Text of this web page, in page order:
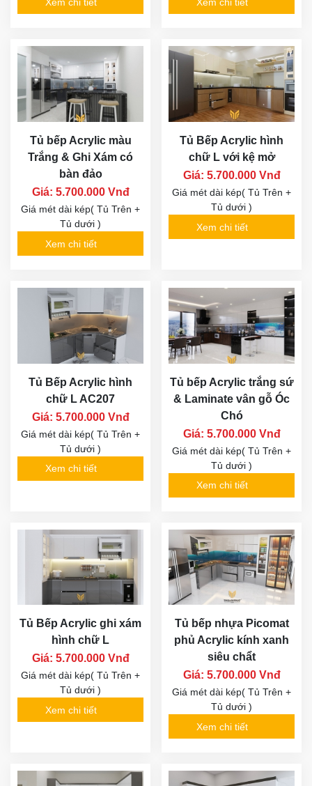
Tủ bếp Acrylic màu
Trắng & Ghi Xám có
bàn đảo
Giá: 5.700.000 Vnđ
Giá mét dài kép( Tủ Trên +
Tủ dưới )
Xem chi tiết
Tủ Bếp Acrylic hình
chữ L với kệ mở
Giá: 5.700.000 Vnđ
Giá mét dài kép( Tủ Trên +
Tủ dưới )
Xem chi tiết
Tủ Bếp Acrylic hình
chữ L AC207
Giá: 5.700.000 Vnđ
Giá mét dài kép( Tủ Trên +
Tủ dưới )
Xem chi tiết
Tủ bếp Acrylic trắng sứ
& Laminate vân gỗ Óc
Chó
Giá: 5.700.000 Vnđ
Giá mét dài kép( Tủ Trên +
Tủ dưới )
Xem chi tiết
Tủ Bếp Acrylic ghi xám
hình chữ L
Giá: 5.700.000 Vnđ
Giá mét dài kép( Tủ Trên +
Tủ dưới )
Xem chi tiết
Tủ bếp nhựa Picomat
phủ Acrylic kính xanh
siêu chẩt
Giá: 5.700.000 Vnđ
Giá mét dài kép( Tủ Trên +
Tủ dưới )
Xem chi tiết